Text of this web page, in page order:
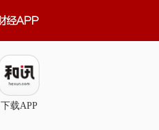
下载APP